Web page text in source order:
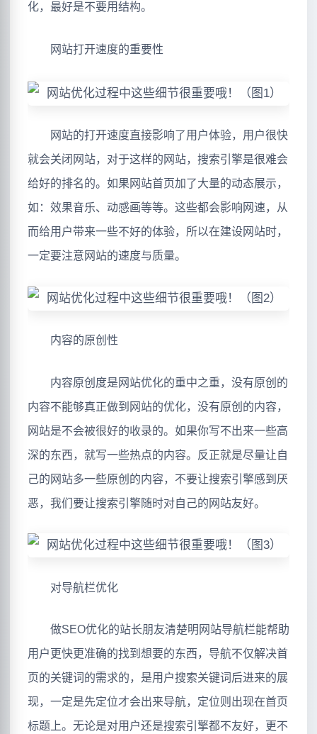
化，最好是不要用结构。
网站打开速度的重要性
网站的打开速度直接影响了用户体验，用户很快
就会关闭网站，对于这样的网站，搜索引擎是很难会
给好的排名的。如果网站首页加了大量的动态展示，
如：效果音乐、动感画等等。这些都会影响网速，从
而给用户带来一些不好的体验，所以在建设网站时，
一定要注意网站的速度与质量。
内容的原创性
内容原创度是网站优化的重中之重，没有原创的
内容不能够真正做到网站的优化，没有原创的内容，
网站是不会被很好的收录的。如果你写不出来一些高
深的东西，就写一些热点的内容。反正就是尽量让自
己的网站多一些原创的内容，不要让搜索引擎感到厌
恶，我们要让搜索引擎随时对自己的网站友好。
对导航栏优化
做SEO优化的站长朋友清楚明网站导航栏能帮助
用户更快更准确的找到想要的东西，导航不仅解决首
页的关键词的需求的，是用户搜索关键词后进来的展
现，一定是先定位才会出来导航，定位则出现在首页
标题上。无论是对用户还是搜索引擎都不友好，更不